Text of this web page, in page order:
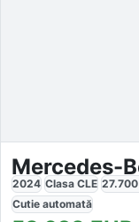
2024 Clasa CLE 27.700
Cutie automată